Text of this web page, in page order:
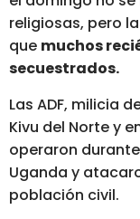
religiosas, pero
que muchos
secuestrados.
Las ADF, milicia
Kivu del Norte y
operaron
Uganda y
población civil.